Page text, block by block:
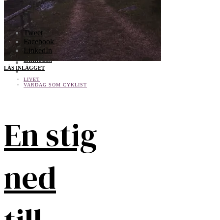
LÄS INLÄGGET
LIVET
VARDAG SOM CYKLIST
En stig
ned
Input your search keywords and press Enter.
Tweet
Facebook
LinkedIn
SHARE THIS SELECTION
Tweet
Facebook
LinkedIn